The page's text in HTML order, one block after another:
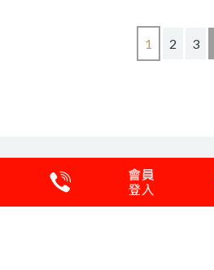
1 2 3
保養品原料說明 購物須知
粉絲愛分享
隱私權保護